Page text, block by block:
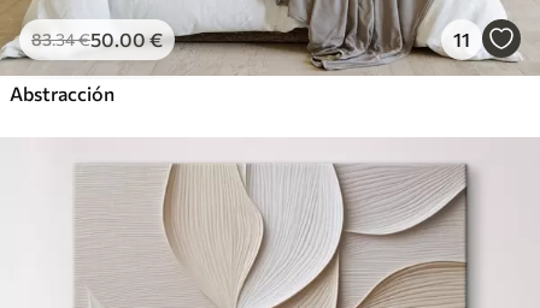
83.34€50.00€ 11
Abstracción